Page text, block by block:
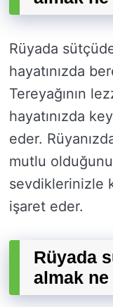
Rüyada
hayatınızda
Tereyağının
hayatınızda
eder.
mutlu
sevdiklerinizle
işaret eder.
Rüyada
almak